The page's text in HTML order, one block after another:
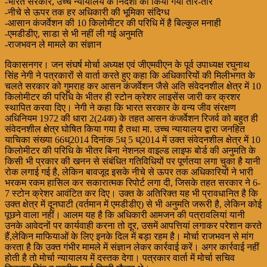
-नीचे से ऊपर तक हर अधिकारी की भूमिका संदिग्ध
-आसान कंजर्वेशन की 10 किलोमीटर की परिधि में है बिल्कुल मनाही
-एमडीडीए, साडा से भी नहीं ली गई अनुमति
-राजभवन ले मामले का संज्ञान
विकासनगर। जन संघर्ष मोर्चा अध्यक्ष एवं जीएमवीएन के पूर्व उपाध्यक्ष रघुनाथ
सिंह नेगी ने पत्रकारों से वार्ता करते हुए कहा कि अधिकारियों की मिलीभगत के
चलते सरकार को गुमराह कर आसन कंजर्वेशन जैसे अति संवेदनशील क्षेत्र में 10
किलोमीटर की परिधि के भीतर ही स्टोन क्रेशर लाइसेंस जारी कर क्रशर
स्थापित करवा दिए। नेगी ने कहा कि भारत सरकार के वन्य जीव संरक्षण
अधिनियम 1972 की धारा 2(24क) के तहत आसन कंजर्वेशन रिजर्व को बहुत ही
संवेदनशील क्षेत्र घोषित किया गया है तथा मा. उच्च न्यायालय द्वारा जनहित
याचिका संख्या 66ध्2014 दिनांक 5ध् 5 ध्2014 में उक्त संवेदनशील क्षेत्र में 10
किलोमीटर की परिधि के भीतर बिना नेशनल वाइल्ड लाइफ बोर्ड की अनुमति के
किसी भी प्रकार की खनन से संबंधित गतिविधियों पर पूर्णतया लगा चुका है यानी
रोक लगाई गई है, लेकिन बावजूद इसके नीचे से ऊपर तक अधिकारियों ने भारी
भरकम रकम हासिल कर सकारात्मक रिपोर्ट लगा दी, जिसके तहत सरकार ने 6-
7 स्टोन क्रेशर आवंटित कर दिए। उक्त के अतिरिक्त यह भी प्रावधानित है कि
उक्त क्षेत्र में दूनघाटी (वर्तमान में एमडीडीए) से भी अनुमति जरूरी है, लेकिन कोई
पूछने वाला नहीं। आलम यह है कि अधिकारी आमजन की पत्रावलियां यानी
उनके आवेदनों पर कार्यवाही करना तो दूर, उसमें आपत्तियां लगाकर परेशान करते
हैं,लेकिन माफियाओं के लिए इनके दिल में बड़ा रहम है। मोर्चा राजभवन से मांग
करता है कि उक्त गंभीर मामले में संज्ञान लेकर कार्रवाई करें। अगर कार्रवाई नहीं
होती है तो मोर्चा न्यायालय में दस्तक देगा। पत्रकार वार्ता में मोर्चा सचिव